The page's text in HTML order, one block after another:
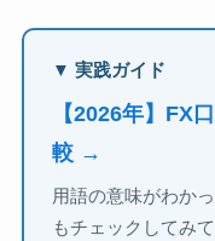
▼ 実践ガイド
【2026年】FX
較 →
用語の意味がわか
もチェックしてみ